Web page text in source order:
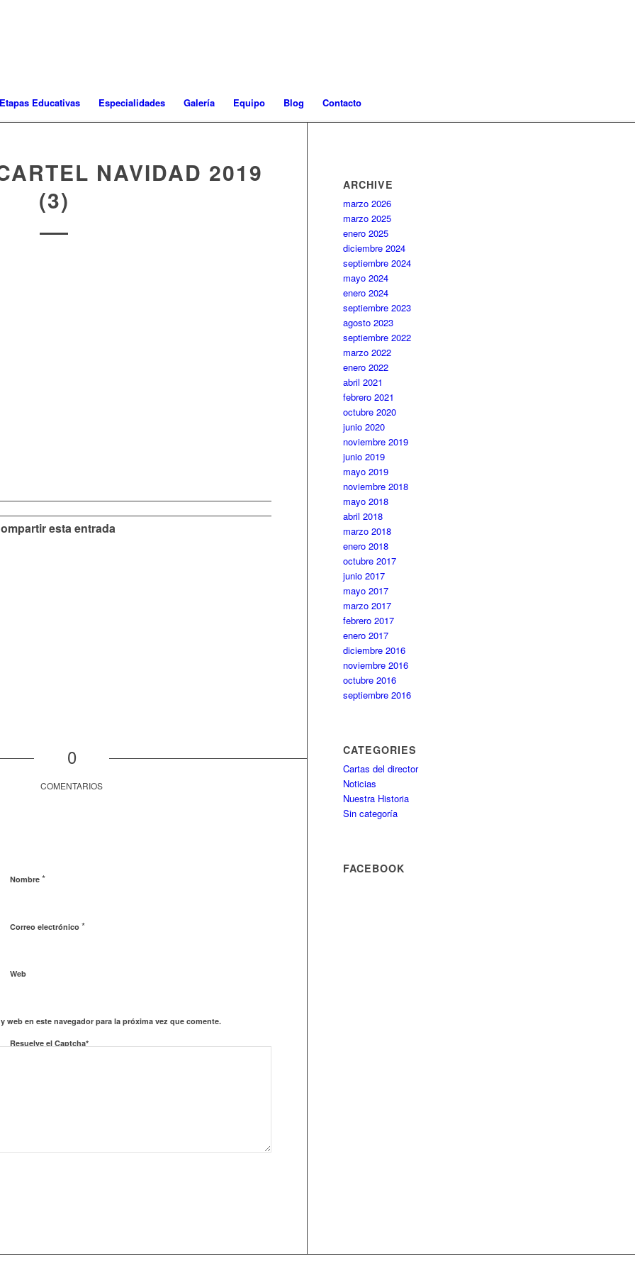
Educativas Especialidades Galería Equipo Blog Contacto
NAVIDAD 2019
(3)
esta entrada
0
COMENTARIOS
Nombre *
Correo electrónico *
Web
web en este navegador para la próxima vez que comente.
Resuelve el Captcha*
ARCHIVE
marzo 2026
marzo 2025
enero 2025
diciembre 2024
septiembre 2024
mayo 2024
enero 2024
septiembre 2023
agosto 2023
septiembre 2022
marzo 2022
enero 2022
abril 2021
febrero 2021
octubre 2020
junio 2020
noviembre 2019
junio 2019
mayo 2019
noviembre 2018
mayo 2018
abril 2018
marzo 2018
enero 2018
octubre 2017
junio 2017
mayo 2017
marzo 2017
febrero 2017
enero 2017
diciembre 2016
noviembre 2016
octubre 2016
septiembre 2016
CATEGORIES
Cartas del director
Noticias
Nuestra Historia
Sin categoría
FACEBOOK